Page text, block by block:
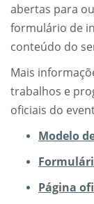
abertas para
formulário de
conteúdo do
Mais
trabalhos e
oficiais do
Modelo
Página